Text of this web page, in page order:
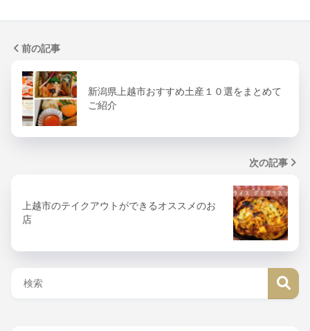
前の記事
新潟県上越市おすすめ土産１０選をまとめて
ご紹介
次の記事
上越市のテイクアウトができるオススメのお
店